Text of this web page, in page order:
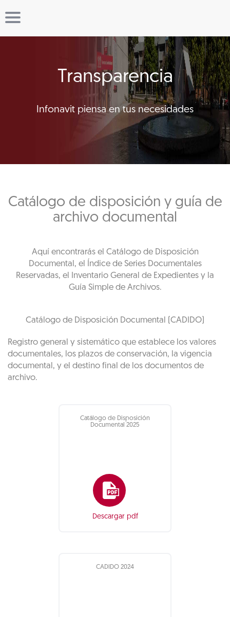
Transparencia
Infonavit piensa en tus necesidades
Catálogo de disposición y guía de
archivo documental
Aquí encontrarás el Catálogo de Disposición
Documental, el Índice de Series Documentales
Reservadas, el Inventario General de Expedientes y la
Guía Simple de Archivos.
Catálogo de Disposición Documental (CADIDO)
Registro general y sistemático que establece los valores
documentales, los plazos de conservación, la vigencia
documental, y el destino final de los documentos de
archivo.
Catálogo de Disposición
Documental 2025
Descargar pdf
CADIDO 2024